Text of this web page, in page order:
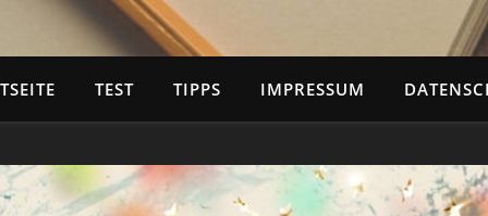
TEST TIPPS IMPRESSUM